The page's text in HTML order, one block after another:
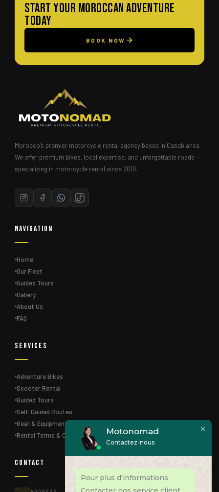
Start Your Moroccan Adventure
Today
BOOK NOW
Morocco’s premier motorcycle rental agency based in Casablanca.
We offer premium bikes, local expertise, and unforgettable roads —
specializing in motorcycle rental since 2019.
Navigation
Home
Our Fleet
Guided Tours
Gallery
About Us
FAQ
Services
Adventure Bikes
Scooter Rental
Guided Tours
Self-Guided Routes
Gear & Equipment
Rental Terms & Conditions
Contact
Motonomad
Contactez-nous
Pour plus d'informations